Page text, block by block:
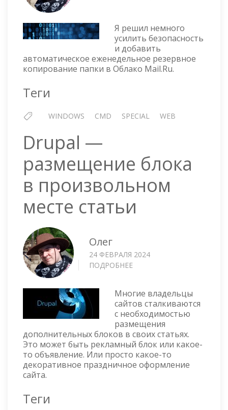
Я решил немного
усилить безопасность
и добавить
автоматическое еженедельное резервное
копирование папки в Облако Mail.Ru.
Теги
WINDOWS CMD SPECIAL WEB
Drupal —
размещение блока
в произвольном
месте статьи
Олег
24 ФЕВРАЛЯ 2024
ПОДРОБНЕЕ
РАЗМЕЩЕНИЕ
БЛОКА
В
ПРОИЗВОЛЬНОМ
МЕСТЕ
СТАТЬИ
Многие владельцы
сайтов сталкиваются
с необходимостью
размещения
дополнительных блоков в своих статьях.
Это может быть рекламный блок или какое-
то объявление. Или просто какое-то
декоративное праздничное оформление
сайта.
Теги